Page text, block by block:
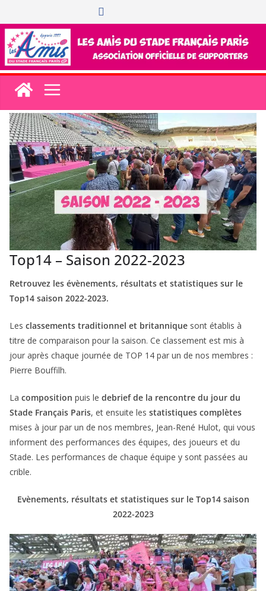
au
contenu
Top14 – Saison 2022-2023
Retrouvez les évènements, résultats et statistiques sur le
Top14 saison 2022-2023.
Les classements traditionnel et britannique sont établis à
titre de comparaison pour la saison. Ce classement est mis à
jour après chaque journée de TOP 14 par un de nos membres :
Pierre Bouffilh.
La composition puis le debrief de la rencontre du jour du
Stade Français Paris, et ensuite les statistiques complètes
mises à jour par un de nos membres, Jean-René Hulot, qui vous
informent des performances des équipes, des joueurs et du
Stade. Les performances de chaque équipe y sont passées au
crible.
Evènements, résultats et statistiques sur le Top14 saison
2022-2023